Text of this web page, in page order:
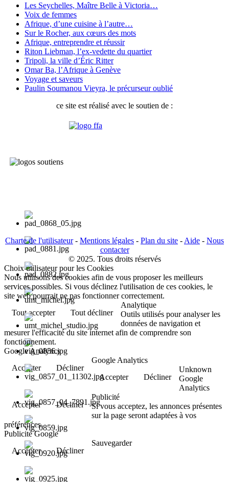
Les Seychelles, Maître Belle à Victoria…
Voix de femmes
Afrique, d’une cuisine à l’autre…
Sur le Rocher, aux cœurs des mots
Afrique, entreprendre et réussir
Riton Liebman, l’ex-vedette du quartier
Tripoli, la ville d’Éric Ritter
Omar Ba, l’Afrique à Genève
Voyage et saveurs
Paulin Soumanou Vieyra, le précurseur oublié
ce site est réalisé avec le soutien de :
Charte de l'utilisateur- Mentions légales - Plan du site - Aide - Nous
contacter
© 2025. Tous droits réservés
Choix utilisateur pour les Cookies
Nous utilisons des cookies afin de vous proposer les meilleurs
services possibles. Si vous déclinez l'utilisation de ces cookies, le
site web pourrait ne pas fonctionner correctement.
Tout accepter
Tout décliner
Analytique
Outils utilisés pour analyser les
données de navigation et
mesurer l'efficacité du site internet afin de comprendre son
fonctionnement.
Google Analytics
Accepter
Décliner
Google Analytics
Accepter
Décliner
Unknown
Google
Analytics
Accepter
Décliner
Publicité
Si vous acceptez, les annonces présentes
sur la page seront adaptées à vos
préférences.
Publicité Google
Accepter
Décliner
Sauvegarder